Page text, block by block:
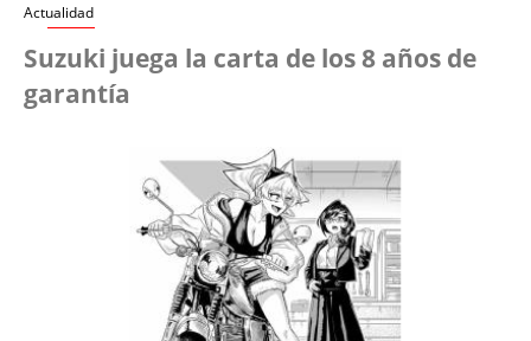
Actualidad
Suzuki juega la carta de los 8 años de
garantía